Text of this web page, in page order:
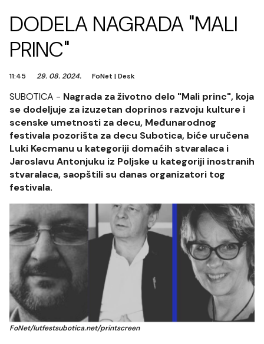
DODELA NAGRADA "MALI
PRINC"
11:45 29. 08. 2024. FoNet |Desk
SUBOTICA - Nagrada za životno delo "Mali princ", koja
se dodeljuje za izuzetan doprinos razvoju kulture i
scenske umetnosti za decu, Međunarodnog
festivala pozorišta za decu Subotica, biće uručena
Luki Kecmanu u kategoriji domaćih stvaralaca i
Jaroslavu Antonjuku iz Poljske u kategoriji inostranih
stvaralaca, saopštili su danas organizatori tog
festivala.
FoNet/lutfestsubotica.net/printscreen